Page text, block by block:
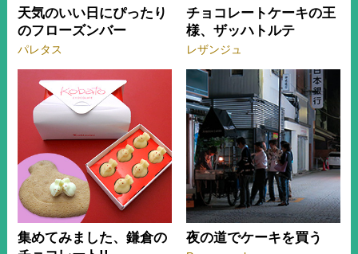
天気のいい日にぴったり
のフローズンバー
パレタス
チョコレートケーキの王
様、ザッハトルテ
レザンジュ
集めてみました、鎌倉の
夜の道でケーキを買う